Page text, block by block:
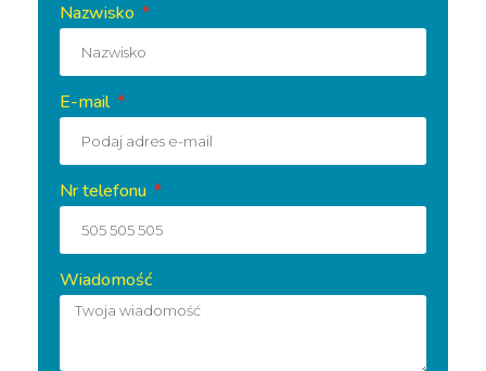
Nazwisko
E-mail
Nr telefonu
Wiadomość